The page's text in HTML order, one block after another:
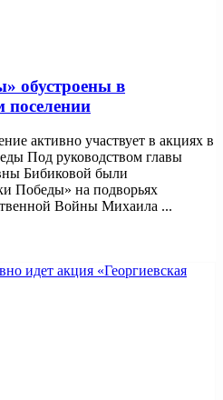
обустроены в
поселении
активно участвует в акциях в
Под руководством главы
Бибиковой были
Победы» на подворьях
Войны Михаила ...